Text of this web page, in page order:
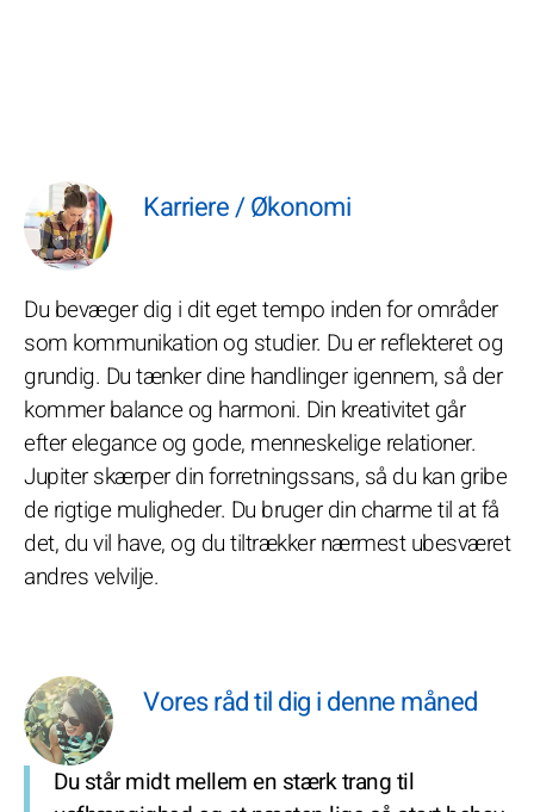
Karriere / Økonomi
Du bevæger dig i dit eget tempo inden for områder
som kommunikation og studier. Du er reflekteret og
grundig. Du tænker dine handlinger igennem, så der
kommer balance og harmoni. Din kreativitet går
efter elegance og gode, menneskelige relationer.
Jupiter skærper din forretningssans, så du kan gribe
de rigtige muligheder. Du bruger din charme til at få
det, du vil have, og du tiltrækker nærmest ubesværet
andres velvilje.
Vores råd til dig i denne måned
Du står midt mellem en stærk trang til